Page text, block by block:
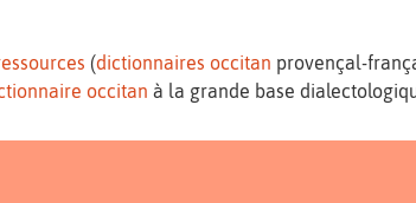
(dictionnaires occitan provençal-
occitan à la grande base